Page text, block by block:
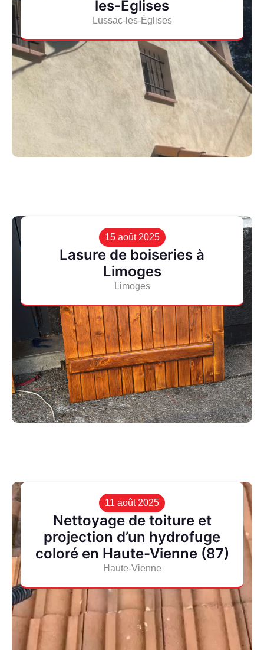
les-Églises
Lussac-les-Églises
15 août 2025
Lasure de boiseries à
Limoges
Limoges
11 août 2025
Nettoyage de toiture et
projection d’un hydrofuge
coloré en Haute-Vienne (87)
Haute-Vienne